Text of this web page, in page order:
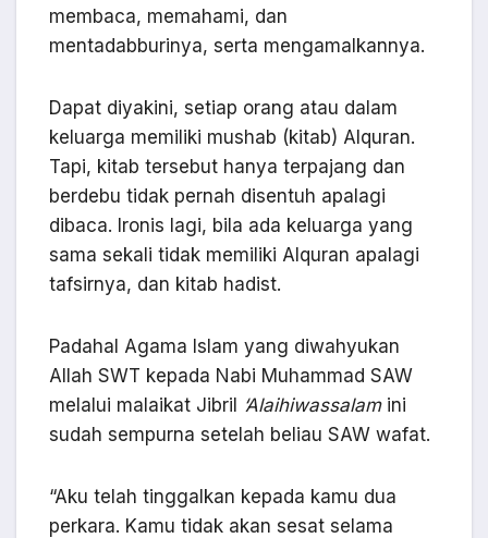
membaca, memahami, dan
mentadabburinya, serta mengamalkannya.
Dapat diyakini, setiap orang atau dalam
keluarga memiliki mushab (kitab) Alquran.
Tapi, kitab tersebut hanya terpajang dan
berdebu tidak pernah disentuh apalagi
dibaca. Ironis lagi, bila ada keluarga yang
sama sekali tidak memiliki Alquran apalagi
tafsirnya, dan kitab hadist.
Padahal Agama Islam yang diwahyukan
Allah SWT kepada Nabi Muhammad SAW
melalui malaikat Jibril ‘Alaihiwassalamini
sudah sempurna setelah beliau SAW wafat.
“Aku telah tinggalkan kepada kamu dua
perkara. Kamu tidak akan sesat selama